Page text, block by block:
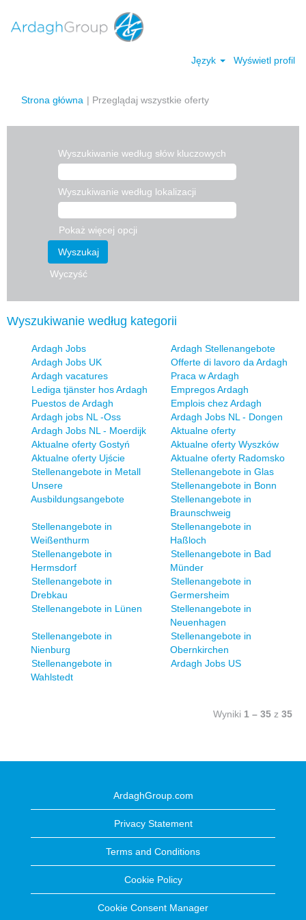
Język Wyświetl profil
Strona główna | Przeglądaj wszystkie oferty(bieżąca
Wyszukiwanie według słów kluczowych
Wyszukiwanie według lokalizacji
Pokaż więcej opcji
Wyczyść
Wyszukiwanie według kategorii
Ardagh Jobs
Ardagh Stellenangebote
Ardagh Jobs UK
Offerte di lavoro da Ardagh
Ardagh vacatures
Praca w Ardagh
Lediga tjänster hos Ardagh
Empregos Ardagh
Puestos de Ardagh
Emplois chez Ardagh
Ardagh jobs NL -Oss
Ardagh Jobs NL - Dongen
Ardagh Jobs NL - Moerdijk
Aktualne oferty
Aktualne oferty Gostyń
Aktualne oferty Wyszków
Aktualne oferty Ujście
Aktualne oferty Radomsko
Stellenangebote in Metall
Stellenangebote in Glas
Unsere
Ausbildungsangebote
Stellenangebote in Bonn
Stellenangebote in
Braunschweig
Stellenangebote in
Weißenthurm
Stellenangebote in
Haßloch
Stellenangebote in
Hermsdorf
Stellenangebote in Bad
Münder
Stellenangebote in
Drebkau
Stellenangebote in
Germersheim
Stellenangebote in Lünen
Stellenangebote in
Neuenhagen
Stellenangebote in
Nienburg
Stellenangebote in
Obernkirchen
Stellenangebote in
Wahlstedt
Ardagh Jobs US
Wyniki 1 – 35 z 35
ArdaghGroup.com
Privacy Statement
Terms and Conditions
Cookie Policy
Cookie Consent Manager